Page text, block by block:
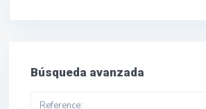
Búsqueda avanzada